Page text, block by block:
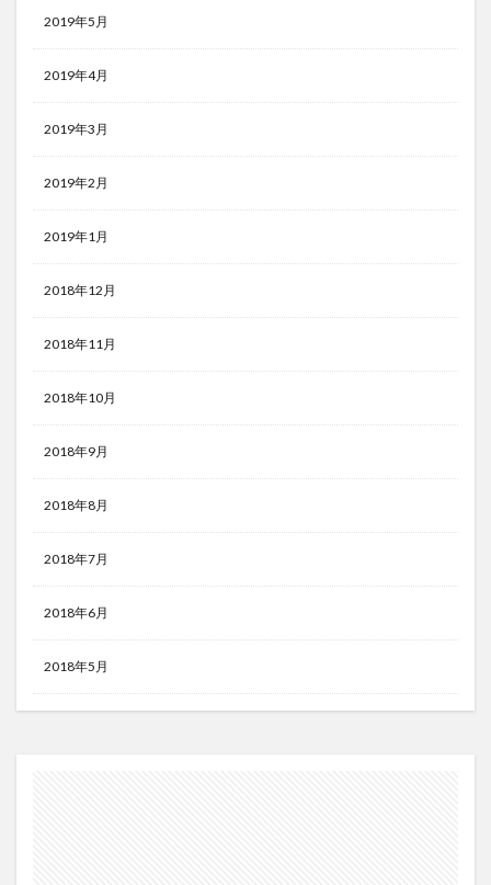
2019年5月
2019年4月
2019年3月
2019年2月
2019年1月
2018年12月
2018年11月
2018年10月
2018年9月
2018年8月
2018年7月
2018年6月
2018年5月